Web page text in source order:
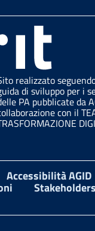
realizzato
di sviluppo per i
PA pubblicate da
con il
Accessibilità AGID
Stakeholders